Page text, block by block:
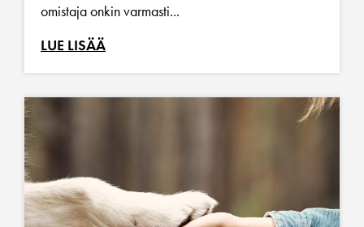
omistaja onkin varmasti...
LUE LISÄÄ